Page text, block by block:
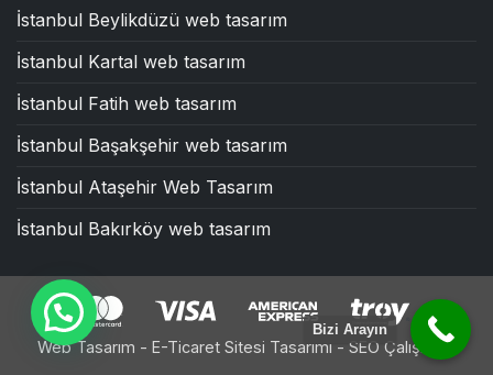
İstanbul Beylikdüzü web tasarım
İstanbul Kartal web tasarım
İstanbul Fatih web tasarım
İstanbul Başakşehir web tasarım
İstanbul Ataşehir Web Tasarım
İstanbul Bakırköy web tasarım
Web Tasarım - E-Ticaret Sitesi Tasarımı - SEO Çalışması
Bizi Arayın